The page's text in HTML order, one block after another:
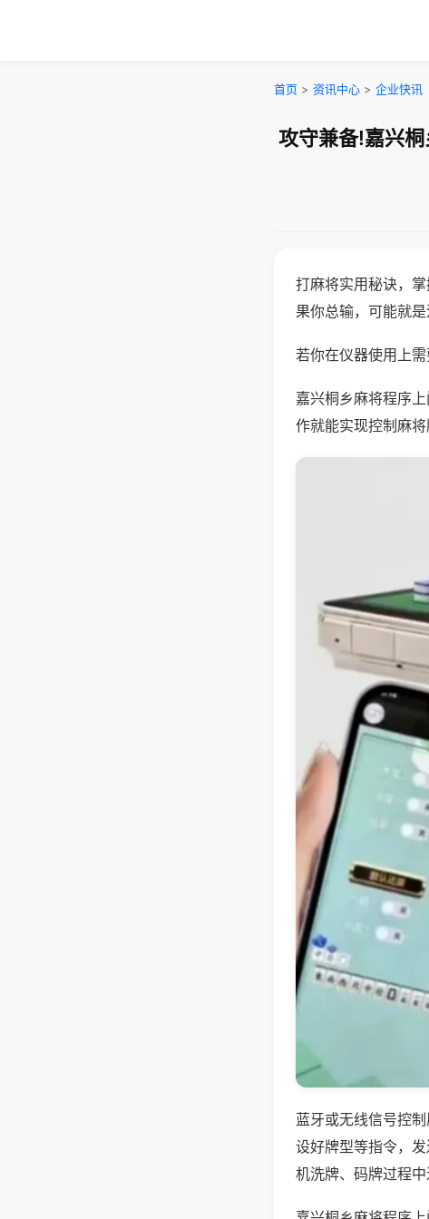
首页 > 资讯中心 > 企业快讯
攻守兼备!嘉兴
打麻将实用秘诀，
果你总输，可能就是
若你在仪器使用上
嘉兴桐乡麻将程序
作就能实现控制麻将
蓝牙或无线信号控
设好牌型等指令，
机洗牌、码牌过程中